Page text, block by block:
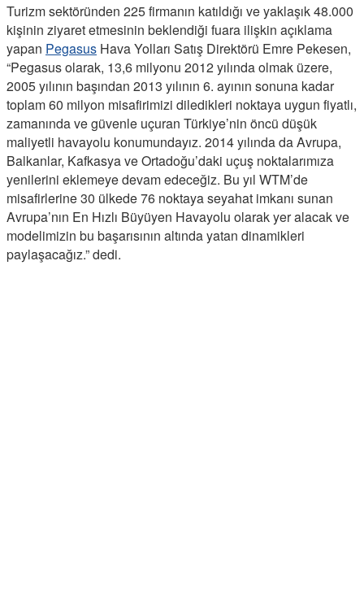
Turizm sektöründen 225 firmanın katıldığı ve yaklaşık 48.000
kişinin ziyaret etmesinin beklendiği fuara ilişkin açıklama
yapan Pegasus Hava Yolları Satış Direktörü Emre Pekesen,
“Pegasus olarak, 13,6 milyonu 2012 yılında olmak üzere,
2005 yılının başından 2013 yılının 6. ayının sonuna kadar
toplam 60 milyon misafirimizi diledikleri noktaya uygun fiyatlı,
zamanında ve güvenle uçuran Türkiye’nin öncü düşük
maliyetli havayolu konumundayız. 2014 yılında da Avrupa,
Balkanlar, Kafkasya ve Ortadoğu’daki uçuş noktalarımıza
yenilerini eklemeye devam edeceğiz. Bu yıl WTM’de
misafirlerine 30 ülkede 76 noktaya seyahat imkanı sunan
Avrupa’nın En Hızlı Büyüyen Havayolu olarak yer alacak ve
modelimizin bu başarısının altında yatan dinamikleri
paylaşacağız.” dedi.